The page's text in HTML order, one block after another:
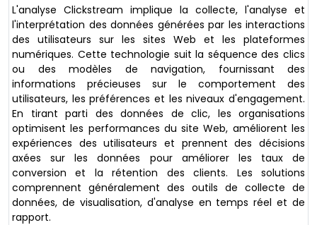
L'analyse Clickstream implique la collecte, l'analyse et
l'interprétation des données générées par les interactions
des utilisateurs sur les sites Web et les plateformes
numériques. Cette technologie suit la séquence des clics
ou des modèles de navigation, fournissant des
informations précieuses sur le comportement des
utilisateurs, les préférences et les niveaux d'engagement.
En tirant parti des données de clic, les organisations
optimisent les performances du site Web, améliorent les
expériences des utilisateurs et prennent des décisions
axées sur les données pour améliorer les taux de
conversion et la rétention des clients. Les solutions
comprennent généralement des outils de collecte de
données, de visualisation, d'analyse en temps réel et de
rapport.